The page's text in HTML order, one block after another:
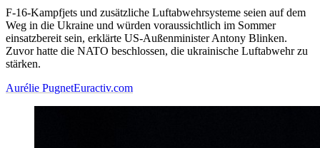
F-16-Kampfjets und zusätzliche Luftabwehrsysteme seien auf dem
Weg in die Ukraine und würden voraussichtlich im Sommer
einsatzbereit sein, erklärte US-Außenminister Antony Blinken.
Zuvor hatte die NATO beschlossen, die ukrainische Luftabwehr zu
stärken.
Aurélie PugnetEuractiv.com